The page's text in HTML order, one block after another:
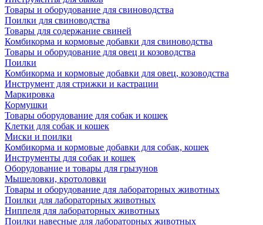
Товары и оборудование для свиноводства
Поилки для свиноводства
Товары для содержание свиней
Комбикорма и кормовые добавки для свиноводства
Товары и оборудование для овец и козоводства
Поилки
Комбикорма и кормовые добавки для овец, козоводства
Инструмент для стрижки и кастрации
Маркировка
Кормушки
Товары оборудование для собак и кошек
Клетки для собак и кошек
Миски и поилки
Комбикорма и кормовые добавки для собак, кошек
Инструменты для собак и кошек
Оборудование и товары для грызунов
Мышеловки, кротоловки
Товары и оборудование для лабораторных животных
Поилки для лабораторных животных
Ниппеля для лабораторных животных
Поилки навесные для лабораторных животных